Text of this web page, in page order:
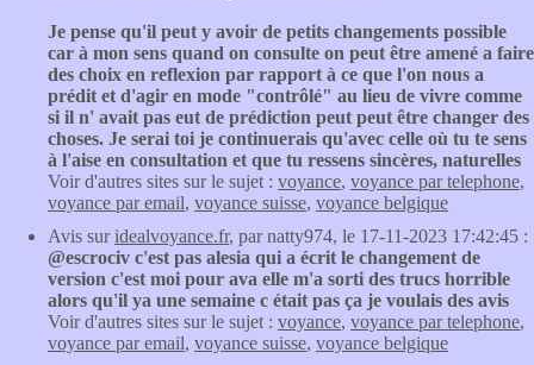
Je pense qu'il peut y avoir de petits changements possible
car à mon sens quand on consulte on peut être amené a faire
des choix en reflexion par rapport à ce que l'on nous a
prédit et d'agir en mode "contrôlé" au lieu de vivre comme
si il n' avait pas eut de prédiction peut peut être changer des
choses. Je serai toi je continuerais qu'avec celle où tu te sens
à l'aise en consultation et que tu ressens sincères, naturelles
Voir d'autres sites sur le sujet : voyance, voyance par telephone,
voyance par email, voyance suisse, voyance belgique
Avis suridealvoyance.fr, par natty974, le 17-11-2023 17:42:45 :
@escrociv c'est pas alesia qui a écrit le changement de
version c'est moi pour ava elle m'a sorti des trucs horrible
alors qu'il ya une semaine c était pas ça je voulais des avis
Voir d'autres sites sur le sujet : voyance, voyance par telephone,
voyance par email, voyance suisse, voyance belgique